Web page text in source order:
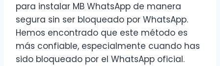
para instalar MB WhatsApp de manera
segura sin ser bloqueado por WhatsApp.
Hemos encontrado que este método es
más confiable, especialmente cuando has
sido bloqueado por el WhatsApp oficial.